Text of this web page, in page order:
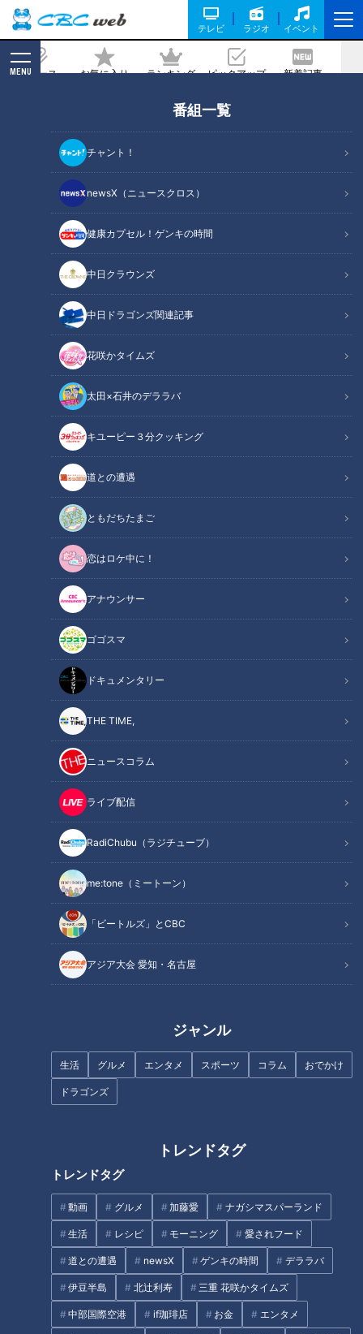
テレビ ラジオ イベント
ニュース お気に入り ランキング ピックアップ 新着記事
MENU
番組一覧
チャント！
newsX（ニュースクロス）
健康カプセル！ゲンキの時間
中日クラウンズ
中日ドラゴンズ関連記事
花咲かタイムズ
太田×石井のデララバ
キユーピー３分クッキング
道との遭遇
ともだちたまご
恋はロケ中に！
アナウンサー
ゴゴスマ
ドキュメンタリー
THE TIME,
ニュースコラム
ライブ配信
RadiChubu（ラジチューブ）
me:tone（ミートーン）
「ビートルズ」とCBC
アジア大会 愛知・名古屋
ジャンル
生活 グルメ エンタメ スポーツ コラム おでかけ
ドラゴンズ
トレンドタグ
トレンドタグ
動画 グルメ 加藤愛 ナガシマスパーランド
生活 レシピ モーニング 愛されフード
道との遭遇 newsX ゲンキの時間 デララバ
伊豆半島 北辻利寿 三重 花咲かタイムズ
中部国際空港 if珈琲店 お金 エンタメ
【キユーピー３分クッキング】
2025/05/19 18:00
CBCテレビ：画像『キユーピー3分クッキング』
キユーピー３分クッキング
レシピ紹介
そら豆のほっくりとしたおいしさと、ちくわのうまみを楽しめ
るかき揚げ。スプーンですくったら、具が散らないようにそっ
と油に入れて揚げましょう。（講師：宮本和秀先生／キユーピ
ー３分クッキング ）
関連リンク
放送）【３分クッキング公式】
材料（2人分）
作り方
オススメ関連コンテンツ
材料（2人分）
そら豆(さやつき) 6～8個
ちくわ 2本(60g)
かにかまぼこ 4本
冷水 1/3カップ
卵黄 1個分
塩 小さじ1
1 そら豆はさやから豆をとり出し、薄皮をむく。
2 ちくわは縦半分に切って2cm長さに切る。かにかまぼこは
2cm長さに切る。
3 ボウルに分量の冷水、卵黄を入れてよく混ぜる。小麦粉、
片栗粉をふるって入れて軽く混ぜ、衣を作る。そら豆、ちく